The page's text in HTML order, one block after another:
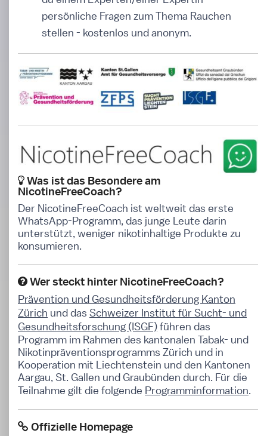
persönliche Fragen zum Thema Rauchen
stellen - kostenlos und anonym.
Was ist das Besondere am
NicotineFreeCoach?
Der NicotineFreeCoach ist weltweit das erste
WhatsApp-Programm, das junge Leute darin
unterstützt, weniger nikotinhaltige Produkte zu
konsumieren.
Wer steckt hinter NicotineFreeCoach?
Prävention und Gesundheitsförderung Kanton
Zürich und das Schweizer Institut für Sucht- und
Gesundheitsforschung (ISGF)führen das
Programm im Rahmen des kantonalen Tabak- und
Nikotinpräventionsprogramms Zürich und in
Kooperation mit Liechtenstein und den Kantonen
Aargau, St. Gallen und Graubünden durch. Für die
Teilnahme gilt die folgende Programminformation.
Offizielle Homepage